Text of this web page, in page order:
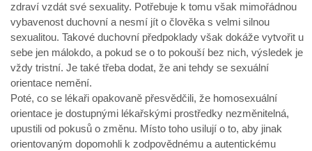
zdraví vzdát své sexuality. Potřebuje k tomu však mimořádnou
vybavenost duchovní a nesmí jít o člověka s velmi silnou
sexualitou. Takové duchovní předpoklady však dokáže vytvořit u
sebe jen málokdo, a pokud se o to pokouší bez nich, výsledek je
vždy tristní. Je také třeba dodat, že ani tehdy se sexuální
orientace nemění.
Poté, co se lékaři opakovaně přesvědčili, že homosexuální
orientace je dostupnými lékařskými prostředky nezměnitelná,
upustili od pokusů o změnu. Místo toho usilují o to, aby jinak
orientovaným dopomohli k zodpovědnému a autentickému